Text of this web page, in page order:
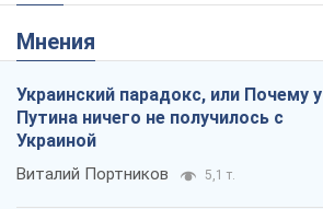
Мнения
Украинский парадокс, или Почему у
Путина ничего не получилось с
Украиной
Виталий Портников 5,1 т.